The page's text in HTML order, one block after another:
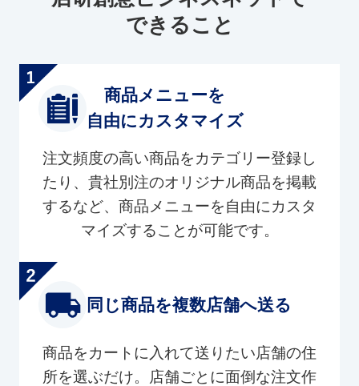
できること
商品メニューを
自由にカスタマイズ
注文頻度の高い商品をカテゴリー登録し
たり、貴社別注のオリジナル商品を掲載
するなど、商品メニューを自由にカスタ
マイズすることが可能です。
同じ商品を複数店舗へ送る
商品をカートに入れて送りたい店舗の住
所を選ぶだけ。店舗ごとに面倒な注文作